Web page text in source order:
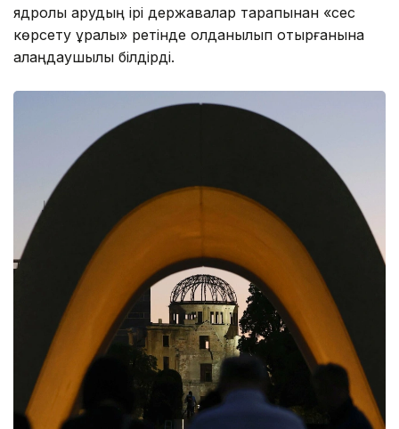
ядролық қарудың ірі державалар тарапынан «сес
көрсету құралы» ретінде қолданылып отырғанына
алаңдаушылық білдірді.